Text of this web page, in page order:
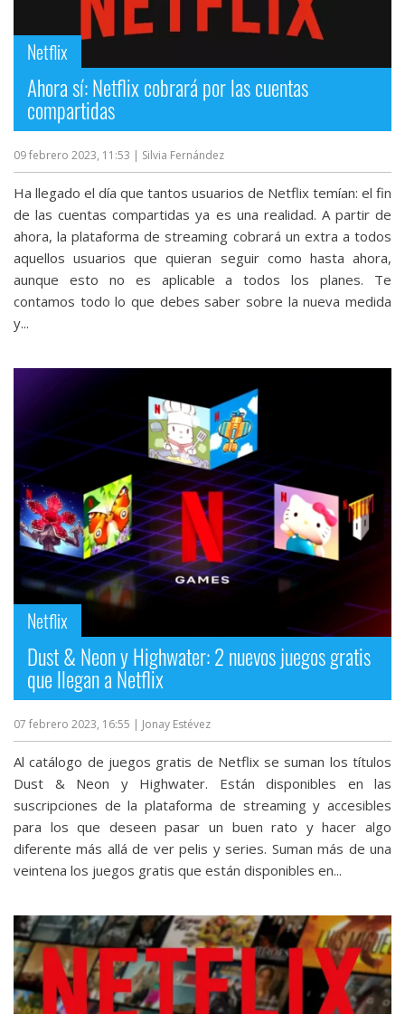
Netflix
Ahora sí: Netflix cobrará por las cuentas
compartidas
09 febrero 2023, 11:53 | Silvia Fernández
Ha llegado el día que tantos usuarios de Netflix temían: el fin
de las cuentas compartidas ya es una realidad. A partir de
ahora, la plataforma de streaming cobrará un extra a todos
aquellos usuarios que quieran seguir como hasta ahora,
aunque esto no es aplicable a todos los planes. Te
contamos todo lo que debes saber sobre la nueva medida
y...
Netflix
Dust & Neon y Highwater: 2 nuevos juegos gratis
que llegan a Netflix
07 febrero 2023, 16:55 | Jonay Estévez
Al catálogo de juegos gratis de Netflix se suman los títulos
Dust & Neon y Highwater. Están disponibles en las
suscripciones de la plataforma de streaming y accesibles
para los que deseen pasar un buen rato y hacer algo
diferente más allá de ver pelis y series. Suman más de una
veintena los juegos gratis que están disponibles en...